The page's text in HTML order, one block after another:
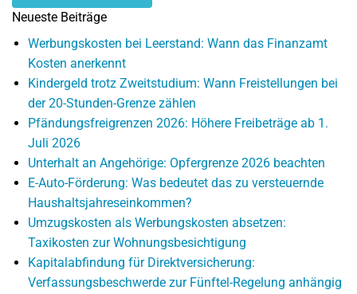
Neueste Beiträge
Werbungskosten bei Leerstand: Wann das Finanzamt
Kosten anerkennt
Kindergeld trotz Zweitstudium: Wann Freistellungen bei
der 20-Stunden-Grenze zählen
Pfändungsfreigrenzen 2026: Höhere Freibeträge ab 1.
Juli 2026
Unterhalt an Angehörige: Opfergrenze 2026 beachten
E-Auto-Förderung: Was bedeutet das zu versteuernde
Haushaltsjahreseinkommen?
Umzugskosten als Werbungskosten absetzen:
Taxikosten zur Wohnungsbesichtigung
Kapitalabfindung für Direktversicherung:
Verfassungsbeschwerde zur Fünftel-Regelung anhängig